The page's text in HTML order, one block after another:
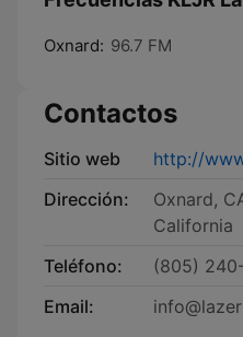
Oxnard: 96.7 FM
Contactos
Sitio web
http://
Dirección:
Oxnard,
California
Teléfono:
(805)
Email: